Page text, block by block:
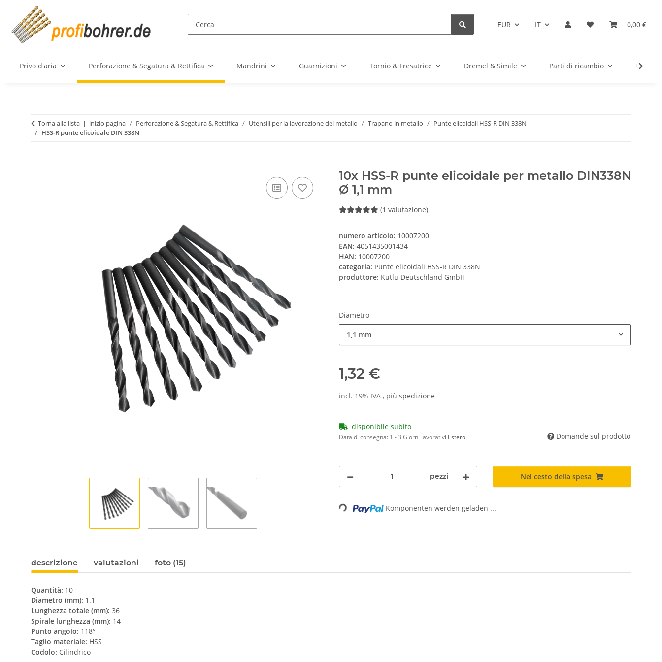
EUR IT 0,00 €
Privo d'aria Perforazione & Segatura & Rettifica Mandrini Guarnizioni Tornio & Fresatrice Dremel & Simile Parti di ricambio
Torna alla lista inizio pagina Perforazione & Segatura & Rettifica Utensili per la lavorazione del metallo Trapano in metallo
Punte elicoidali HSS-R DIN 338N
HSS-R punte elicoidale DIN 338N
10x HSS-R punte elicoidale per metallo DIN338N
Ø 1,1 mm
(1 valutazione)
numero articolo: 10007200
EAN: 4051435001434
HAN: 10007200
categoria: Punte elicoidali HSS-R DIN 338N
produttore: Kutlu Deutschland GmbH
Diametro
1,1 mm
1,32 €
incl. 19% IVA , più spedizione
disponibile subito
Data di consegna: 1 - 3 Giorni lavorativi Estero Domande sul prodotto
pezzi Nel cesto della spesa
Loading... Komponenten werden geladen ...
descrizione valutazioni foto (15)
Quantità: 10
Diametro (mm): 1.1
Lunghezza totale (mm): 36
Spirale lunghezza (mm): 14
Punto angolo: 118°
Taglio materiale: HSS
Codolo: Cilindrico